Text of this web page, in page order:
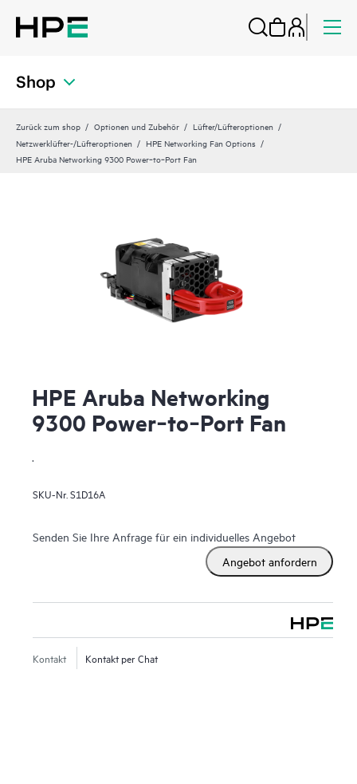
Shop
Zurück zum shop Optionen und Zubehör
Lüfter/Lüfteroptionen
Netzwerklüfter-/Lüfteroptionen
HPE Networking Fan Options
HPE Aruba Networking 9300 Power‑to‑Port Fan
HPE Aruba Networking
9300 Power‑to‑Port Fan
SKU-Nr. S1D16A
Senden Sie Ihre Anfrage für ein individuelles Angebot
Angebot anfordern
Kontakt Kontakt per Chat